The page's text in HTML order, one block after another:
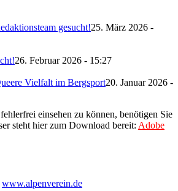
gesucht!25. März 2026 -
26. Februar 2026 - 15:27
Vielfalt im Bergsport20. Januar 2026 -
einsehen zu können, benötigen Sie
steht hier zum Download bereit: Adobe
www.alpenverein.de